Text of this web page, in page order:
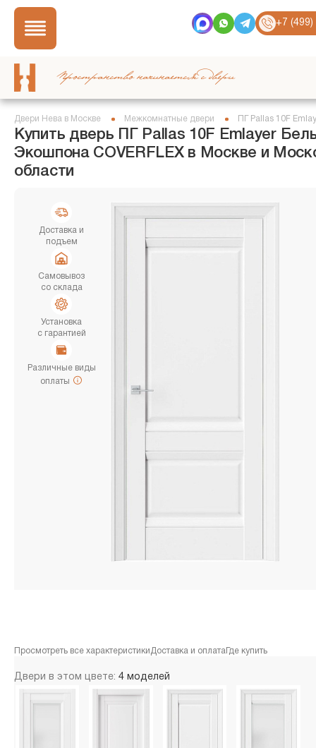
+7
Пространство начинается с двери
Двери Нева в Москве Межкомнатные двери ПГ Pallas 10F
Купить дверь ПГ Pallas 10F Emlayer
Экошпона COVERFLEX в Москве и
области
Доставка и
подъем
Самовывоз
со склада
Установка
с гарантией
Различные виды
оплаты
Просмотреть все характеристики Доставка и оплата Где купить
Двери в этом цвете: 4 моделей